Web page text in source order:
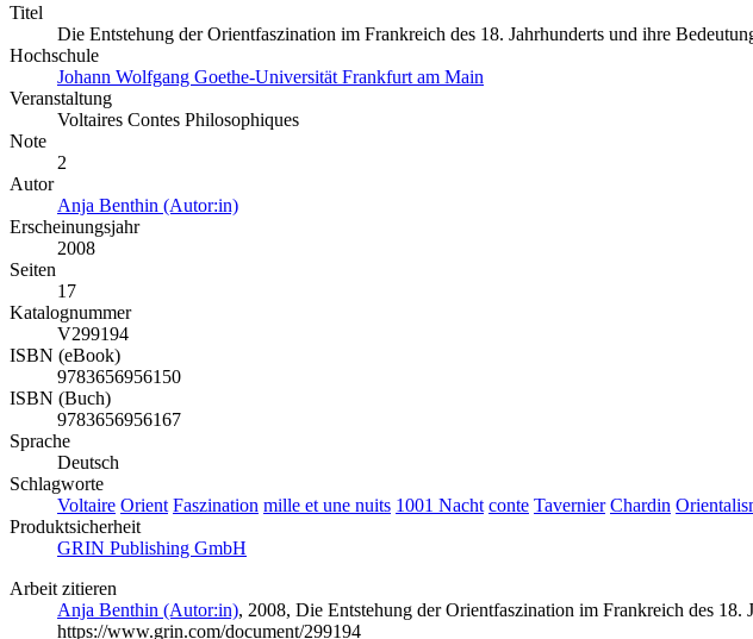
Titel
Die Entstehung der Orientfaszination im Frankreich des 18. Jahrhunderts und ihre
Hochschule
Johann Wolfgang Goethe-Universität Frankfurt am Main
Veranstaltung
Voltaires Contes Philosophiques
Note
2
Autor
Anja Benthin (Autor:in)
Erscheinungsjahr
2008
Seiten
17
Katalognummer
V299194
ISBN (eBook)
9783656956150
ISBN (Buch)
9783656956167
Sprache
Deutsch
Schlagworte
Voltaire Orient Faszination mille et une nuits 1001 Nacht conte Tavernier Chardin
Produktsicherheit
GRIN Publishing GmbH
Arbeit zitieren
Anja Benthin (Autor:in), 2008, Die Entstehung der Orientfaszination im Frankreich des
https://www.grin.com/document/299194